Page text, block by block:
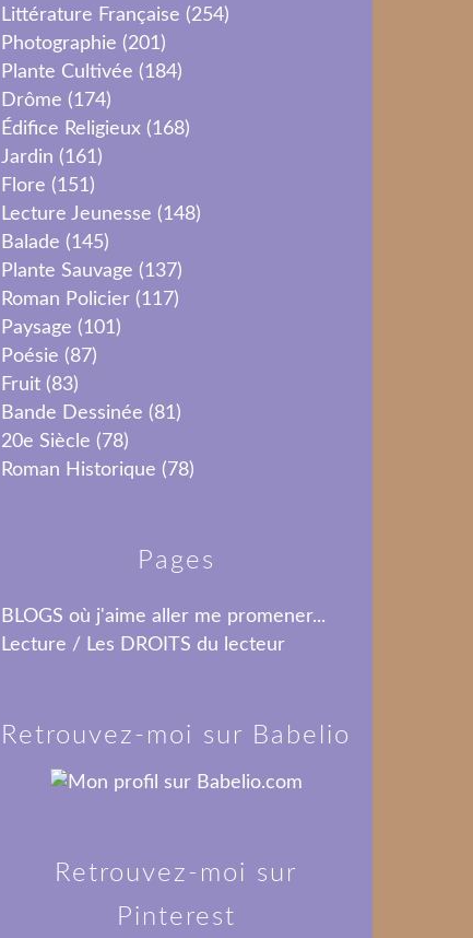
Littérature Française (254)
Photographie (201)
Plante Cultivée (184)
Drôme (174)
Édifice Religieux (168)
Jardin (161)
Flore (151)
Lecture Jeunesse (148)
Balade (145)
Plante Sauvage (137)
Roman Policier (117)
Paysage (101)
Poésie (87)
Fruit (83)
Bande Dessinée (81)
20e Siècle (78)
Roman Historique (78)
Pages
BLOGS où j'aime aller me promener...
Lecture / Les DROITS du lecteur
Retrouvez-moi sur Babelio
Retrouvez-moi sur
Pinterest